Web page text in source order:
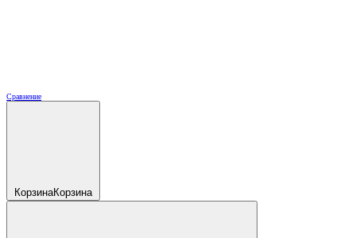
Сравнение
КорзинаКорзина